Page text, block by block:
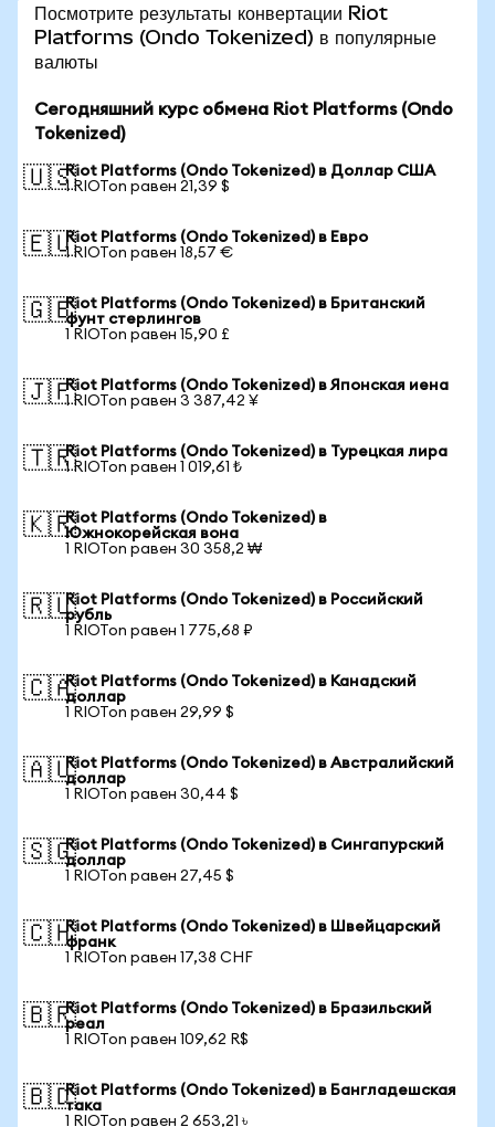
Посмотрите результаты конвертации Riot
Platforms (Ondo Tokenized) в популярные
валюты
Сегодняшний курс обмена Riot Platforms (Ondo
Tokenized)
🇺🇸Riot Platforms (Ondo Tokenized) в Доллар США
1 RIOTon равен 21,39 $
🇪🇺Riot Platforms (Ondo Tokenized) в Евро
1 RIOTon равен 18,57 €
🇬🇧Riot Platforms (Ondo Tokenized) в Британский
фунт стерлингов
1 RIOTon равен 15,90 £
🇯🇵Riot Platforms (Ondo Tokenized) в Японская иена
1 RIOTon равен 3 387,42 ¥
🇹🇷Riot Platforms (Ondo Tokenized) в Турецкая лира
1 RIOTon равен 1 019,61 ₺
🇰🇷Riot Platforms (Ondo Tokenized) в
Южнокорейская вона
1 RIOTon равен 30 358,2 ₩
🇷🇺Riot Platforms (Ondo Tokenized) в Российский
рубль
1 RIOTon равен 1 775,68 ₽
🇨🇦Riot Platforms (Ondo Tokenized) в Канадский
доллар
1 RIOTon равен 29,99 $
🇦🇺Riot Platforms (Ondo Tokenized) в Австралийский
доллар
1 RIOTon равен 30,44 $
🇸🇬Riot Platforms (Ondo Tokenized) в Сингапурский
доллар
1 RIOTon равен 27,45 $
🇨🇭Riot Platforms (Ondo Tokenized) в Швейцарский
франк
1 RIOTon равен 17,38 CHF
🇧🇷Riot Platforms (Ondo Tokenized) в Бразильский
реал
1 RIOTon равен 109,62 R$
🇧🇩Riot Platforms (Ondo Tokenized) в Бангладешская
така
1 RIOTon равен 2 653,21 ৳